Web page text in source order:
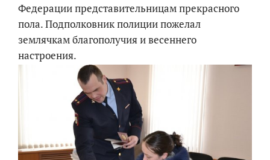
Федерации представительницам прекрасного
пола. Подполковник полиции пожелал
землячкам благополучия и весеннего
настроения.